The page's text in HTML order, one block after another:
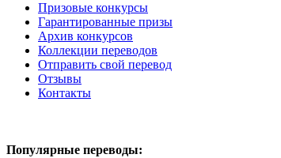
Призовые конкурсы
Гарантированные призы
Архив конкурсов
Коллекции переводов
Отправить свой перевод
Отзывы
Контакты
Популярные переводы: